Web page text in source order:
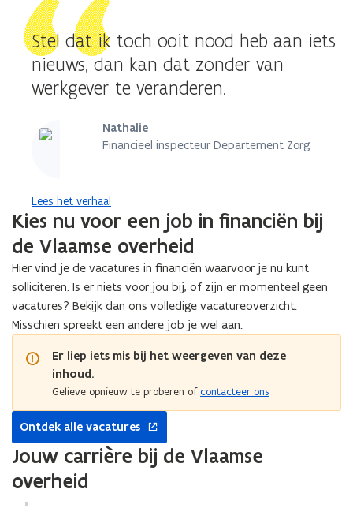
Stel dat ik toch ooit nood heb aan iets
nieuws, dan kan dat zonder van
werkgever te veranderen.
Nathalie
Financieel inspecteur Departement Zorg
Lees het verhaal
Kies nu voor een job in financiën bij
de Vlaamse overheid
Hier vind je de vacatures in financiën waarvoor je nu kunt
solliciteren. Is er niets voor jou bij, of zijn er momenteel geen
vacatures? Bekijk dan ons volledige vacatureoverzicht.
Misschien spreekt een andere job je wel aan.
Er liep iets mis bij het weergeven van deze
inhoud.
Gelieve opnieuw te proberen ofcontacteer ons
Ontdek alle vacatures
nieuw
venster
Jouw carrière bij de Vlaamse
overheid